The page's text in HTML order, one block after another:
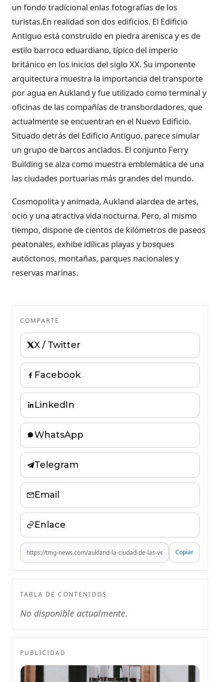
un fondo tradicional enlas fotografías de los
turistas.En realidad son dos edificios. El Edificio
Antiguo está construido en piedra arenisca y es de
estilo barroco eduardiano, típico del imperio
británico en los inicios del siglo XX. Su imponente
arquitectura muestra la importancia del transporte
por agua en Aukland y fue utilizado como terminal y
oficinas de las compañías de transbordadores, que
actualmente se encuentran en el Nuevo Edificio.
Situado detrás del Edificio Antiguo, parece simular
un grupo de barcos anclados. El conjunto Ferry
Building se alza como muestra emblemática de una
las ciudades portuarias más grandes del mundo.
Cosmopolita y animada, Aukland alardea de artes,
ocio y una atractiva vida nocturna. Pero, al mismo
tiempo, dispone de cientos de kilómetros de paseos
peatonales, exhibe idílicas playas y bosques
autóctonos, montañas, parques nacionales y
reservas marinas.
COMPARTE
X / Twitter
Facebook
LinkedIn
WhatsApp
Telegram
Email
Enlace
Copiar
TABLA DE CONTENIDOS
No disponible actualmente.
PUBLICIDAD